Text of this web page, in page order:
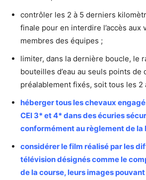
contrôler les 2 à 5 derniers
finale pour en interdire l’accès aux
membres des équipes ;
limiter, dans la dernière boucle, le
bouteilles d’eau au seuls points de
préalablement fixés, soit tous les 2
héberger tous les chevaux
CEI 3* et 4* dans des écuries
conformément au règlement de la
considérer le film réalisé par les
télévision désignés comme le
de la course, leurs images